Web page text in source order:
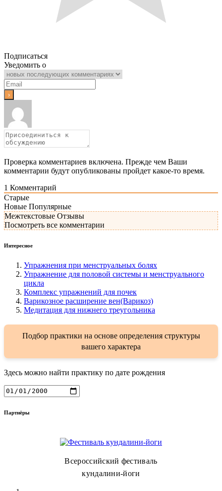
Подписаться
Уведомить о
Проверка комментариев включена. Прежде чем Ваши
комментарии будут опубликованы пройдет какое-то время.
1 Комментарий
Старые
Новые Популярные
Межтекстовые Отзывы
Посмотреть все комментарии
Интересное
Упражнения при менструальных болях
Упражнение для половой системы и менструального
цикла
Комплекс упражнений для почек
Варикозное расширение вен(Варикоз)
Медитация для нижнего треугольника
Подбор практики на основе определения структуры
вашего характера
Здесь можно найти практику по дате рождения
Партнёры
Всероссийский фестиваль
кундалини-йоги